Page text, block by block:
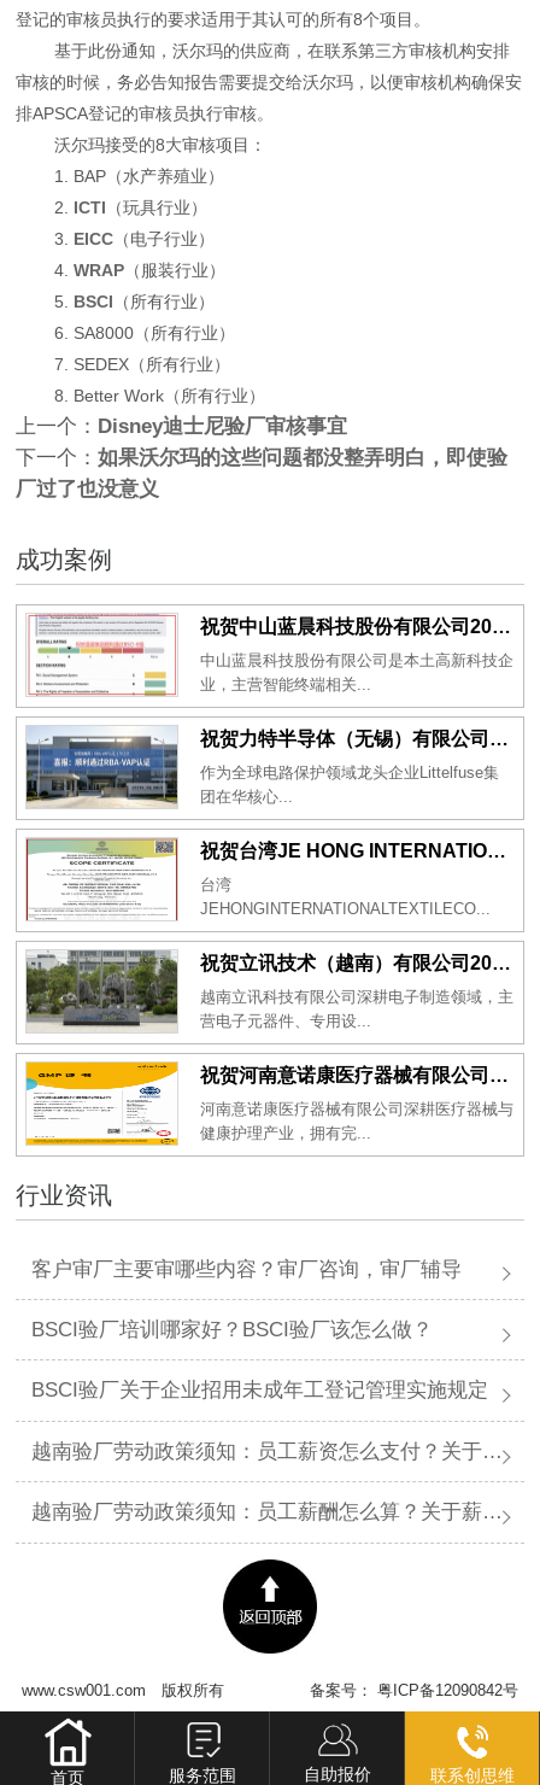
登记的审核员执行的要求适用于其认可的所有8个项目。
基于此份通知，沃尔玛的供应商，在联系第三方审核机构安排
审核的时候，务必告知报告需要提交给沃尔玛，以便审核机构确保安
排APSCA登记的审核员执行审核。
沃尔玛接受的8大审核项目：
1. BAP（水产养殖业）
2. ICTI （玩具行业）
3. EICC （电子行业）
4.WRAP （服装行业）
5. BSCI （所有行业）
6. SA8000（所有行业）
7. SEDEX（所有行业）
8. Better Work（所有行业）
上一个： Disney迪士尼验厂审核事宜
下一个：如果沃尔玛的这些问题都没整弄明白，即使验
厂过了也没意义
成功案例
祝贺中山蓝晨科技股份有限公司2026年一次性成功通过BSCI验厂-B级
中山蓝晨科技股份有限公司是本土高新科技企
业，主营智能终端相关...
祝贺力特半导体（无锡）有限公司2026年一次性成功通过RBA-VAP认证审核并取得170.2分
作为全球电路保护领域龙头企业Littelfuse集
团在华核心...
祝贺台湾JE HONG INTERNATIONAL TEXTILE CO., LTD 2026年一次性成功通过GRS认证
台湾
JEHONGINTERNATIONALTEXTILECO...
祝贺立讯技术（越南）有限公司2026年一次性成功通过RBA-VAP审核获得金牌评级！
越南立讯科技有限公司深耕电子制造领域，主
营电子元器件、专用设...
祝贺河南意诺康医疗器械有限公司2026年一次性成功通过GMP认证
河南意诺康医疗器械有限公司深耕医疗器械与
健康护理产业，拥有完...
行业资讯
客户审厂主要审哪些内容？审厂咨询，审厂辅导
BSCI验厂培训哪家好？BSCI验厂该怎么做？
BSCI验厂关于企业招用未成年工登记管理实施规定
越南验厂劳动政策须知：员工薪资怎么支付？关于薪资支付有哪些规定呢？
越南验厂劳动政策须知：员工薪酬怎么算？关于薪酬有哪些规定呢？​
备案号：粤ICP备12090842号
www.csw001.com 版权所有
首页 服务范围 自助报价 联系创思维